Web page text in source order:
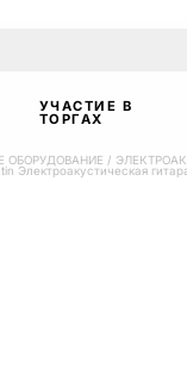
УЧАСТИЕ В
ТОРГАХ
ОБОРУДОВАНИЕ /
Электроакустическая